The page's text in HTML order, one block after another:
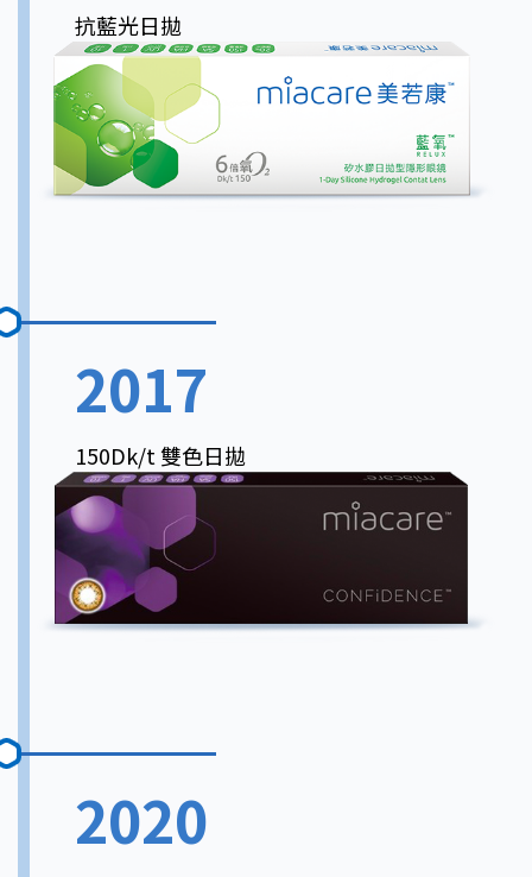
抗藍光日拋
2017
150Dk/t 雙色日拋
2020